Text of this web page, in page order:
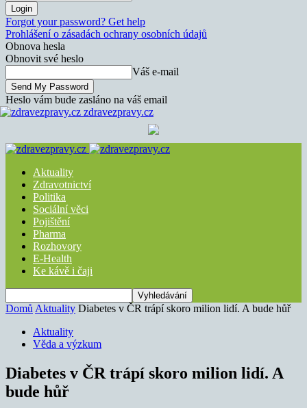
Forgot your password? Get help
Prohlášení o zásadách ochrany osobních údajů
Obnova hesla
Obnovit své heslo
Váš e-mail
Heslo vám bude zasláno na váš email
zdravezpravy.cz
Aktuality
Zdravotnictví
Politika
Sociální věci
Pojištění
Pharma
Rozhovory
E-Health
Ke kávě i čaji
Domů Aktuality Diabetes v ČR trápí skoro milion lidí. A bude hůř
Aktuality
Věda a výzkum
Diabetes v ČR trápí skoro milion lidí. A
bude hůř